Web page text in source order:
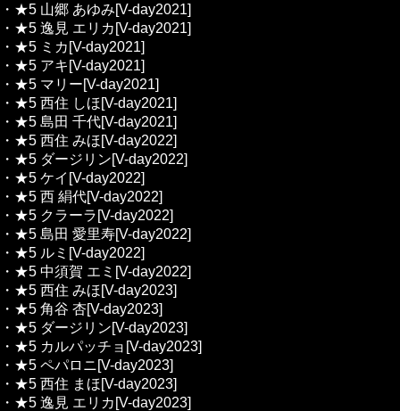
・★5 山郷 あゆみ[V-day2021]
・★5 逸見 エリカ[V-day2021]
・★5 ミカ[V-day2021]
・★5 アキ[V-day2021]
・★5 マリー[V-day2021]
・★5 西住 しほ[V-day2021]
・★5 島田 千代[V-day2021]
・★5 西住 みほ[V-day2022]
・★5 ダージリン[V-day2022]
・★5 ケイ[V-day2022]
・★5 西 絹代[V-day2022]
・★5 クラーラ[V-day2022]
・★5 島田 愛里寿[V-day2022]
・★5 ルミ[V-day2022]
・★5 中須賀 エミ[V-day2022]
・★5 西住 みほ[V-day2023]
・★5 角谷 杏[V-day2023]
・★5 ダージリン[V-day2023]
・★5 カルパッチョ[V-day2023]
・★5 ペパロニ[V-day2023]
・★5 西住 まほ[V-day2023]
・★5 逸見 エリカ[V-day2023]